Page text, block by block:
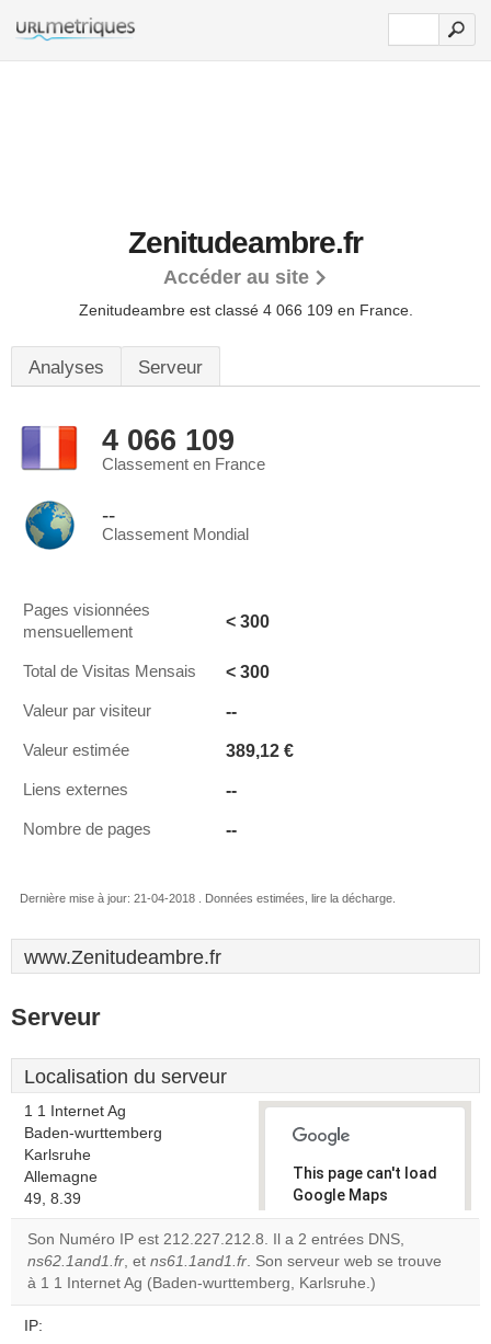
Zenitudeambre.fr
Accéder au site
Zenitudeambre est classé 4 066 109 en France.
Analyses Serveur
4 066 109
Classement en France
--
Classement Mondial
Pages visionnées
mensuellement
< 300
Total de Visitas Mensais < 300
Valeur par visiteur --
Valeur estimée 389,12 €
Liens externes --
Nombre de pages --
Dernière mise à jour: 21-04-2018 . Données estimées, lire la décharge.
www.Zenitudeambre.fr
Serveur
Localisation du serveur
1 1 Internet Ag
Baden-wurttemberg
Karlsruhe
Allemagne
49, 8.39
This page can't load
Google Maps
correctly.
Do you
own this
Son Numéro IP est 212.227.212.8. Il a 2 entrées DNS,
ns62.1and1.fr, et ns61.1and1.fr. Son serveur web se trouve
à 1 1 Internet Ag (Baden-wurttemberg, Karlsruhe.)
IP: